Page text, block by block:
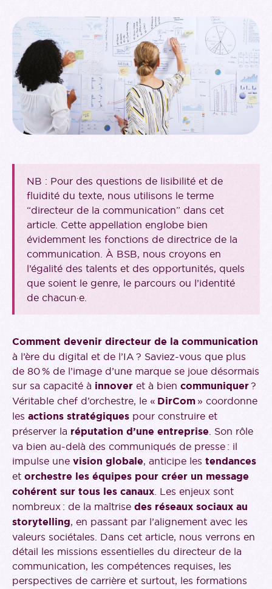
NB : Pour des questions de lisibilité et de
fluidité du texte, nous utilisons le terme
“directeur de la communication” dans cet
article. Cette appellation englobe bien
évidemment les fonctions de directrice de la
communication. À BSB, nous croyons en
l’égalité des talents et des opportunités, quels
que soient le genre, le parcours ou l’identité
de chacun·e.
Comment devenir directeur de la communication
à l’ère du digital et de l’IA ? Saviez-vous que plus
de 80 % de l’image d’une marque se joue désormais
sur sa capacité à innover et à bien communiquer?
Véritable chef d’orchestre, le « DirCom » coordonne
les actions stratégiques pour construire et
préserver la réputation d’une entreprise. Son rôle
va bien au-delà des communiqués de presse : il
impulse une vision globale, anticipe les tendances
et orchestre les équipes pour créer un message
cohérent sur tous les canaux. Les enjeux sont
nombreux : de la maîtrise des réseaux sociaux au
storytelling, en passant par l’alignement avec les
valeurs sociétales. Dans cet article, nous verrons en
détail les missions essentielles du directeur de la
communication, les compétences requises, les
perspectives de carrière et surtout, les formations